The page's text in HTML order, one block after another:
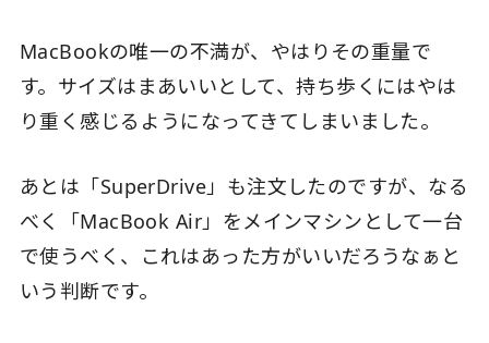
MacBookの唯一の不満が、やはりその重量で
す。サイズはまあいいとして、持ち歩くにはやは
り重く感じるようになってきてしまいました。
あとは「SuperDrive」も注文したのですが、なる
べく「MacBook Air」をメインマシンとして一台
で使うべく、これはあった方がいいだろうなぁと
いう判断です。